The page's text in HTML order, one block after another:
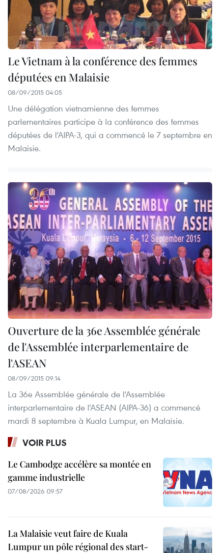
Le Vietnam à la conférence des femmes
députées en Malaisie
08/09/2015 04:05
Une délégation vietnamienne des femmes
parlementaires participe à la conférence des femmes
députées de l'AIPA-3, qui a commencé le 7 septembre en
Malaisie.
Ouverture de la 36e Assemblée générale
de l'Assemblée interparlementaire de
l'ASEAN
08/09/2015 09:14
La 36e Assemblée générale de l'Assemblée
interparlementaire de l'ASEAN (AIPA-36) a commencé
mardi 8 septembre à Kuala Lumpur, en Malaisie.
VOIR PLUS
Le Cambodge accélère sa montée en
gamme industrielle
07/08/2026 09:57
La Malaisie veut faire de Kuala
Lumpur un pôle régional des start-